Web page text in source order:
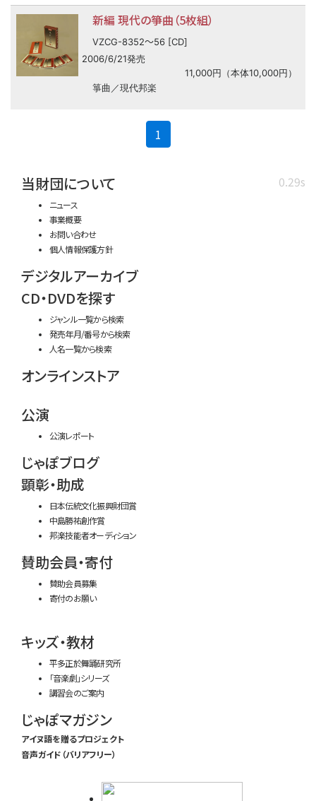
新編 現代の箏曲（5枚組）
VZCG-8352〜56 [CD]
2006/6/21発売
11,000円（本体10,000円）
箏曲／現代邦楽
1
0.29s
当財団について
ニュース
事業概要
お問い合わせ
個人情報保護方針
デジタルアーカイブ
CD・DVDを探す
ジャンル一覧から検索
発売年月/番号から検索
人名一覧から検索
オンラインストア
公演
公演レポート
じゃぽブログ
顕彰・助成
日本伝統文化振興財団賞
中島勝祐創作賞
邦楽技能者オーディション
賛助会員・寄付
賛助会員募集
寄付のお願い
キッズ・教材
平多正於舞踊研究所
「音楽劇」シリーズ
講習会のご案内
じゃぽマガジン
アイヌ語を贈るプロジェクト
音声ガイド（バリアフリー）